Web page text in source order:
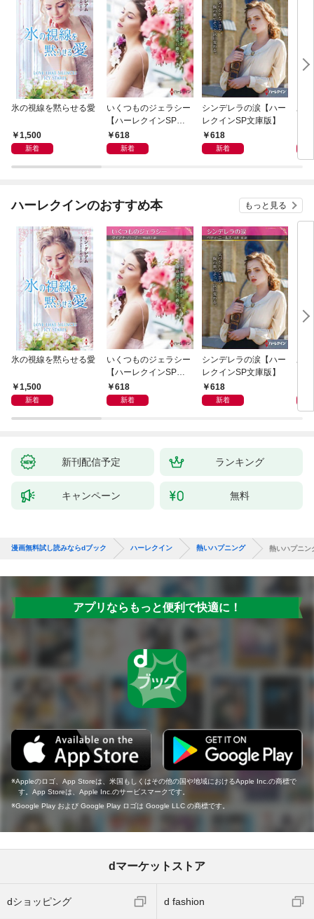
氷の視線を黙らせる愛
1,500
新着
いくつものジェラシー
【ハーレクインSP文
庫版】
618
新着
シンデレラの涙【ハー
レクインSP文庫版】
618
新着
あ
レ
ク
ハーレクインのおすすめ本 もっと見る
氷の視線を黙らせる愛
1,500
新着
いくつものジェラシー
【ハーレクインSP文
庫版】
618
新着
シンデレラの涙【ハー
レクインSP文庫版】
618
新着
あ
レ
ク
新刊配信予定 ランキング
キャンペーン 無料
漫画無料試し読みならdブック ハーレクイン 熱いハプニング 熱いハプニン
アプリならもっと便利で快適に！
Appleのロゴ、App Storeは、米国もしくはその他の国や地域におけるApple Inc.の商標で
す。App Storeは、Apple Inc.のサービスマークです。
Google Play および Google Play ロゴは Google LLC の商標です。
dマーケットストア
dショッピング d fashion